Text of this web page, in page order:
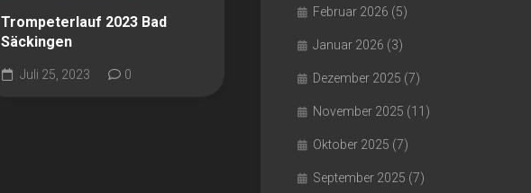
Trompeterlauf 2023 Bad
Säckingen
Juli 25, 2023 0
Februar 2026 (5)
Januar 2026 (3)
Dezember 2025 (7)
November 2025 (11)
Oktober 2025 (7)
September 2025 (7)